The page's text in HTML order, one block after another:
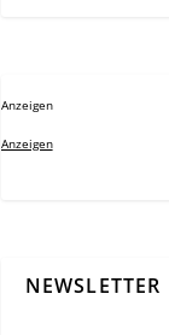
Anzeigen
Anzeigen
NEWSLETTER